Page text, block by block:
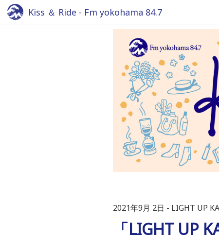
Kiss ＆ Ride - Fm yokohama 84.7
2021年9月 2日 LIGHT UP
「LIGHT UP